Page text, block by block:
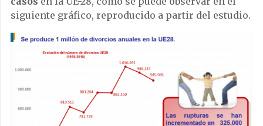
siguiente gráfico, reproducido a partir del estudio.